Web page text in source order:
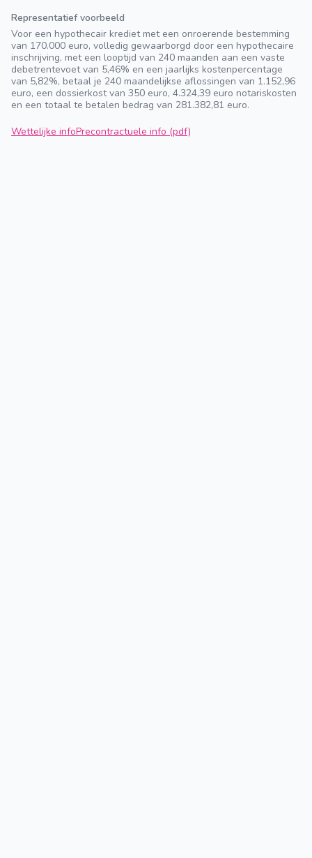
Representatief voorbeeld
Voor een hypothecair krediet met een onroerende bestemming
van 170.000 euro, volledig gewaarborgd door een hypothecaire
inschrijving, met een looptijd van 240 maanden aan een vaste
debetrentevoet van 5,46% en een jaarlijks kostenpercentage
van 5,82%, betaal je 240 maandelijkse aflossingen van 1.152,96
euro, een dossierkost van 350 euro, 4.324,39 euro notariskosten
en een totaal te betalen bedrag van 281.382,81 euro.
Wettelijke infoPrecontractuele info (pdf)